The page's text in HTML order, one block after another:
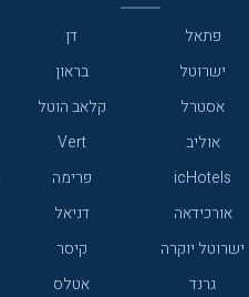
פתאל
דן
ישרוטל
בראון
אסטרל
קלאב הוטל
אוליב
Vert
icHotels
פרימה
אורכידאה
דניאל
ישרוטל יוקרה
קיסר
גרנד
אטלס